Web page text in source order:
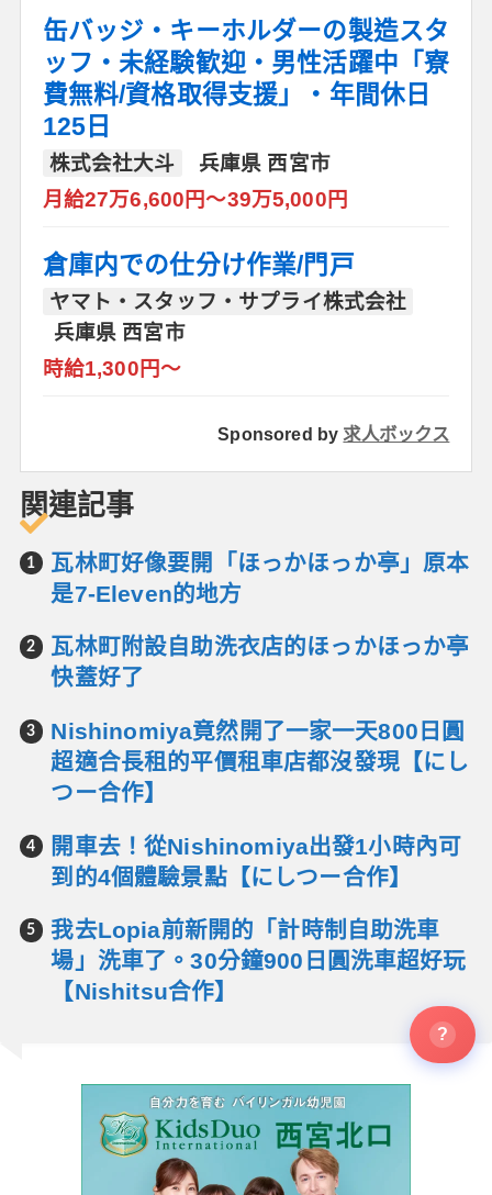
缶バッジ・キーホルダーの製造スタ
ッフ・未経験歓迎・男性活躍中「寮
費無料/資格取得支援」・年間休日
125日
株式会社大斗
兵庫県 西宮市
月給27万6,600円～39万5,000円
倉庫内での仕分け作業/門戸
ヤマト・スタッフ・サプライ株式会社
兵庫県 西宮市
時給1,300円～
Sponsored by 求人ボックス
関連記事
瓦林町好像要開「ほっかほっか亭」原本
是7-Eleven的地方
瓦林町附設自助洗衣店的ほっかほっか亭
快蓋好了
Nishinomiya竟然開了一家一天800日圓
超適合長租的平價租車店都沒發現【にし
つー合作】
開車去！從Nishinomiya出發1小時內可
到的4個體驗景點【にしつー合作】
我去Lopia前新開的「計時制自助洗車
場」洗車了。30分鐘900日圓洗車超好玩
【Nishitsu合作】
?